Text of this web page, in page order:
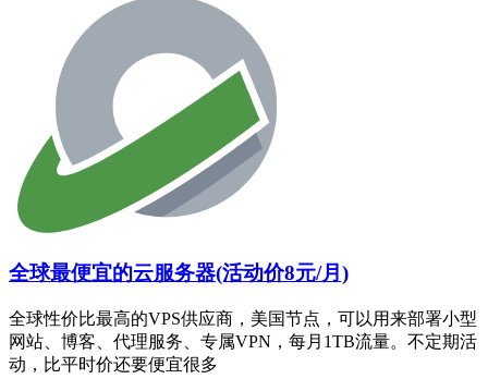
全球最便宜的云服务器(活动价8元/月)
全球性价比最高的VPS供应商，美国节点，可以用来部署小型
网站、博客、代理服务、专属VPN，每月1TB流量。不定期活
动，比平时价还要便宜很多